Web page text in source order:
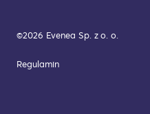
©2026 Evenea Sp. z o. o.
Regulamin